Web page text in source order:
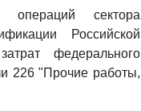
операций сектора
Российской
федерального
226 "Прочие работы,